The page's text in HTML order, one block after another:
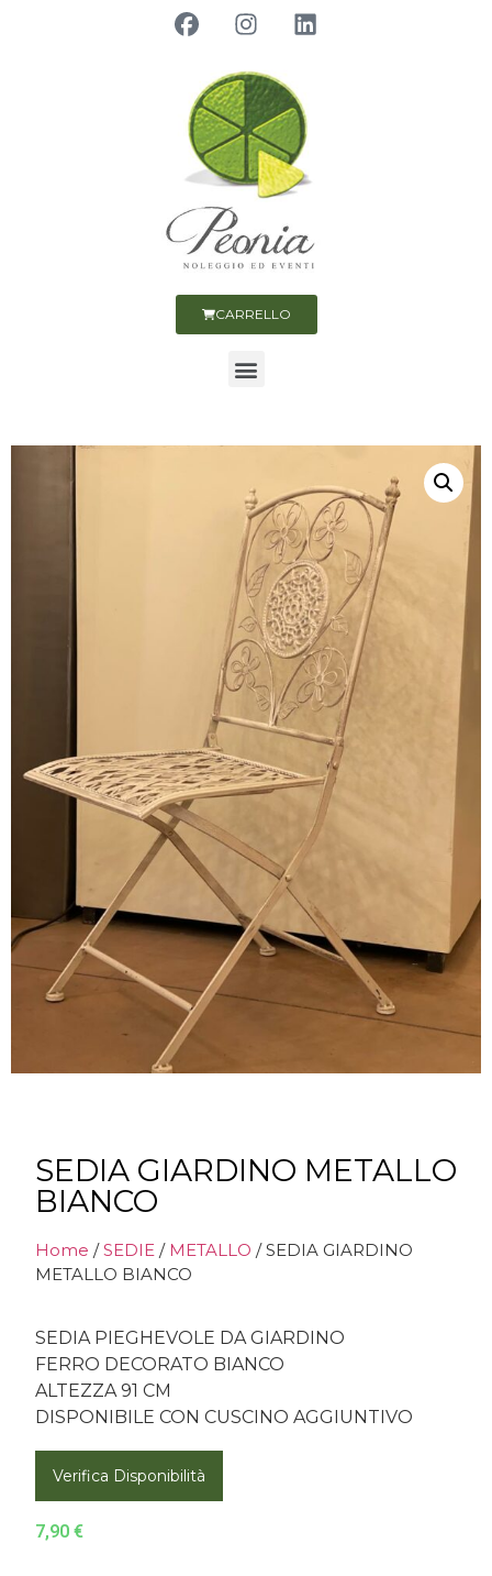
CARRELLO
SEDIA GIARDINO METALLO
BIANCO
Home /SEDIE / METALLO / SEDIA GIARDINO
METALLO BIANCO
SEDIA PIEGHEVOLE DA GIARDINO
FERRO DECORATO BIANCO
ALTEZZA 91 CM
DISPONIBILE CON CUSCINO AGGIUNTIVO
Verifica Disponibilità
7,90 €